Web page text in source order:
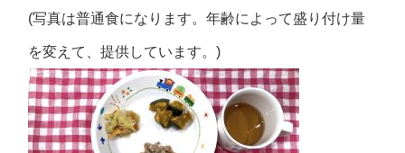
(写真は普通食になります。年齢によって盛り付け量
を変えて、提供しています。)